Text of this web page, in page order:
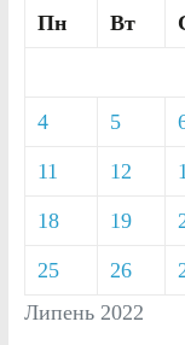
Липень 2022
Пн Вт
4 5
11 12
18 19
25 26